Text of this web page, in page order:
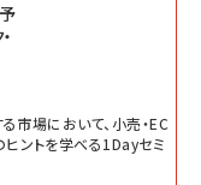
市場において、小売・EC
ントを学べる1Dayセミ